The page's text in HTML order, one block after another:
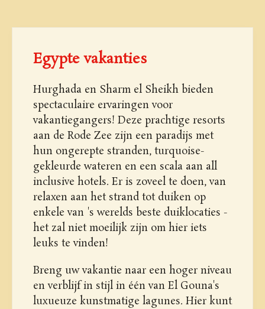
Egypte vakanties
Hurghada en Sharm el Sheikh bieden
spectaculaire ervaringen voor
vakantiegangers! Deze prachtige resorts
aan de Rode Zee zijn een paradijs met
hun ongerepte stranden, turquoise-
gekleurde wateren en een scala aan all
inclusive hotels. Er is zoveel te doen, van
relaxen aan het strand tot duiken op
enkele van 's werelds beste duiklocaties -
het zal niet moeilijk zijn om hier iets
leuks te vinden!
Breng uw vakantie naar een hoger niveau
en verblijf in stijl in één van El Gouna's
luxueuze kunstmatige lagunes. Hier kunt